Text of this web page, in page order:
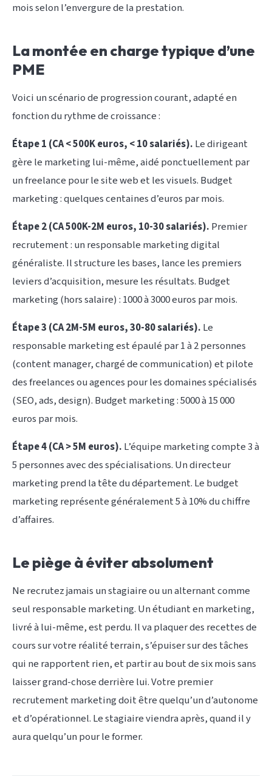
mois selon l’envergure de la prestation.
La montée en charge typique d’une
PME
Voici un scénario de progression courant, adapté en
fonction du rythme de croissance :
Étape 1 (CA < 500K euros, < 10 salariés). Le dirigeant
gère le marketing lui-même, aidé ponctuellement par
un freelance pour le site web et les visuels. Budget
marketing : quelques centaines d’euros par mois.
Étape 2 (CA 500K-2M euros, 10-30 salariés). Premier
recrutement : un responsable marketing digital
généraliste. Il structure les bases, lance les premiers
leviers d’acquisition, mesure les résultats. Budget
marketing (hors salaire) : 1000 à 3000 euros par mois.
Étape 3 (CA 2M-5M euros, 30-80 salariés). Le
responsable marketing est épaulé par 1 à 2 personnes
(content manager, chargé de communication) et pilote
des freelances ou agences pour les domaines spécialisés
(SEO, ads, design). Budget marketing : 5000 à 15 000
euros par mois.
Étape 4 (CA > 5M euros). L’équipe marketing compte 3 à
5 personnes avec des spécialisations. Un directeur
marketing prend la tête du département. Le budget
marketing représente généralement 5 à 10% du chiffre
d’affaires.
Le piège à éviter absolument
Ne recrutez jamais un stagiaire ou un alternant comme
seul responsable marketing. Un étudiant en marketing,
livré à lui-même, est perdu. Il va plaquer des recettes de
cours sur votre réalité terrain, s’épuiser sur des tâches
qui ne rapportent rien, et partir au bout de six mois sans
laisser grand-chose derrière lui. Votre premier
recrutement marketing doit être quelqu’un d’autonome
et d’opérationnel. Le stagiaire viendra après, quand il y
aura quelqu’un pour le former.